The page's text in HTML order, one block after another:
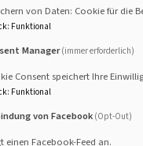
von Daten: Cookie für die
: Funktional
Manager(immer erforderlich)
Consent speichert Ihre
: Funktional
von Facebook (Opt-Out)
einen Facebook-Feed an.